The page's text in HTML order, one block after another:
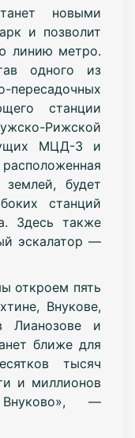
новыми
и позволит
линию метро.
одного из
станции
Рижской
МЦД-3 и
будет
станций
Здесь также
эскалатор —
откроем пять
Внукове,
Лианозове и
ближе для
тысяч
и миллионов
Внуково», —